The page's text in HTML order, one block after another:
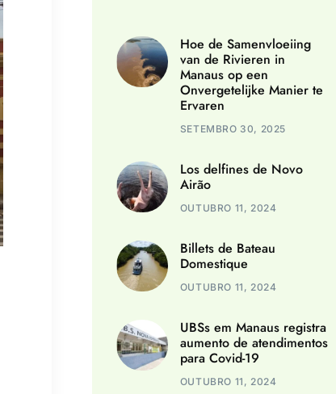
Hoe de Samenvloeiing
van de Rivieren in
Manaus op een
Onvergetelijke Manier te
Ervaren
SETEMBRO 30, 2025
Los delfines de Novo
Airão
OUTUBRO 11, 2024
Billets de Bateau
Domestique
OUTUBRO 11, 2024
UBSs em Manaus registra
aumento de atendimentos
para Covid-19
OUTUBRO 11, 2024